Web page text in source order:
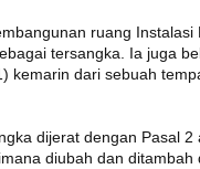
ruang Instalasi
tersangka. Ia juga
kemarin dari sebuah
dijerat dengan Pasal
diubah dan